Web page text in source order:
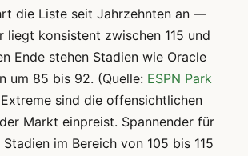
die Liste seit Jahrzehnten an —
liegt konsistent zwischen 115 und
Ende stehen Stadien wie Oracle
um 85 bis 92. (Quelle: ESPN Park
sind die offensichtlichen
Markt einpreist. Spannender für
im Bereich von 105 bis 115